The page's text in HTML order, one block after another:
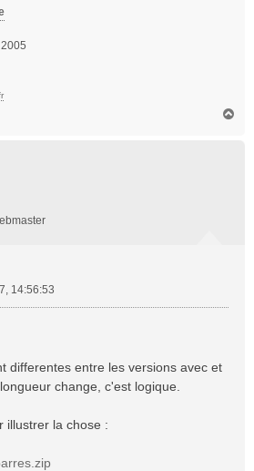
14:56:53
differentes entre les versions avec et
change, c'est logique.
illustrer la chose :